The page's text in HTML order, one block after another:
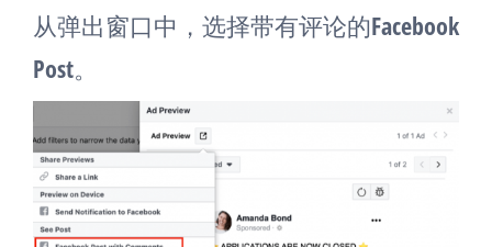
从弹出窗口中，选择带有评论的Facebook
Post。